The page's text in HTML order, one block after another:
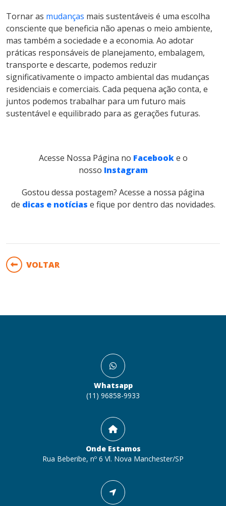
Tornar as mudanças mais sustentáveis é uma escolha
consciente que beneficia não apenas o meio ambiente,
mas também a sociedade e a economia. Ao adotar
práticas responsáveis ​​de planejamento, embalagem,
transporte e descarte, podemos reduzir
significativamente o impacto ambiental das mudanças
residenciais e comerciais. Cada pequena ação conta, e
juntos podemos trabalhar para um futuro mais
sustentável e equilibrado para as gerações futuras.
Acesse Nossa Página no Facebook e o
nosso Instagram
Gostou dessa postagem? Acesse a nossa página
de dicas e notícias e fique por dentro das novidades.
VOLTAR
Whatsapp
(11) 96858-9933
Onde Estamos
Rua Beberibe, nº 6 Vl. Nova Manchester/SP